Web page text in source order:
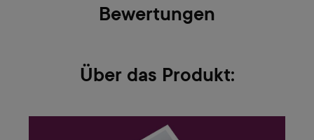
Bewertungen
Über das Produkt: